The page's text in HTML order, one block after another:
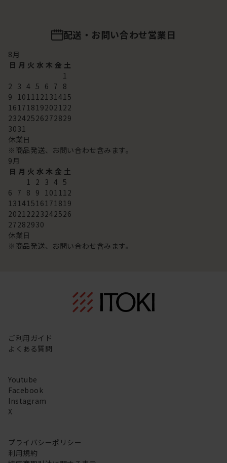
配送・お問い合わせ営業日
8月
日 月 火 水 木 金 土
1
2 3 4 5 6 7 8
9 101112131415
16171819202122
23242526272829
3031
休業日
※商品発送、お問い合わせ含みます。
9月
日 月 火 水 木 金 土
1 2 3 4 5
6 7 8 9 101112
13141516171819
20212223242526
27282930
休業日
※商品発送、お問い合わせ含みます。
ご利用ガイド
よくある質問
Youtube
Facebook
Instagram
X
プライバシーポリシー
利用規約